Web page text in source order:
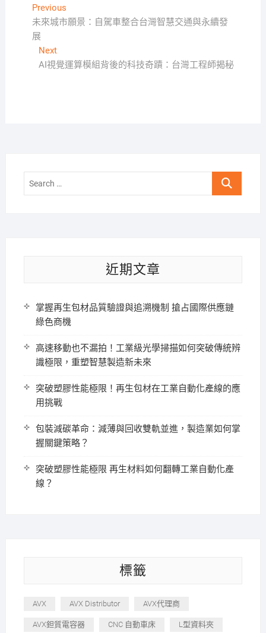
文
章
導
覽
PreviousPrevious
post:
未來城市願景：自駕車整合台灣智慧交通與永續發
展
NextNext
post:
AI視覺運算模組背後的科技奇蹟：台灣工程師揭秘
Search
近期文章
掌握再生包材品質驗證與追溯機制 搶占國際供應鏈
綠色商機
高速移動也不漏拍！工業級光學掃描如何突破傳統辨
識極限，重塑智慧製造新未來
突破塑膠性能極限！再生包材在工業自動化產線的應
用挑戰
包裝減碳革命：減薄與回收雙軌並進，製造業如何掌
握關鍵策略？
突破塑膠性能極限 再生材料如何翻轉工業自動化產
線？
標籤
AVX AVX Distributor AVX代理商
AVX鉭質電容器 CNC 自動車床 L型資料夾